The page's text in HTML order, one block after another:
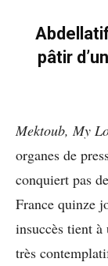
pâtir
Mektoub, My
organes de
conquiert pas
France quinze
insuccès tient
très